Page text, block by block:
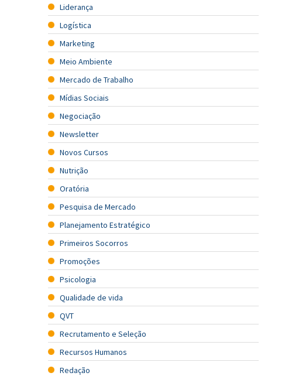
Liderança
Logística
Marketing
Meio Ambiente
Mercado de Trabalho
Mídias Sociais
Negociação
Newsletter
Novos Cursos
Nutrição
Oratória
Pesquisa de Mercado
Planejamento Estratégico
Primeiros Socorros
Promoções
Psicologia
Qualidade de vida
QVT
Recrutamento e Seleção
Recursos Humanos
Redação